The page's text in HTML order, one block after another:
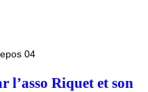
Riquet et son